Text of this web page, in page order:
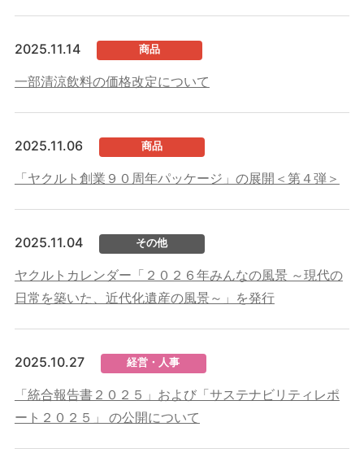
2025.11.14 商品
一部清涼飲料の価格改定について
2025.11.06 商品
「ヤクルト創業９０周年パッケージ」の展開＜第４弾＞
2025.11.04 その他
ヤクルトカレンダー「２０２６年みんなの風景 ～現代の
日常を築いた、近代化遺産の風景～」を発行
2025.10.27 経営・人事
「統合報告書２０２５」および「サステナビリティレポ
ート２０２５」 の公開について